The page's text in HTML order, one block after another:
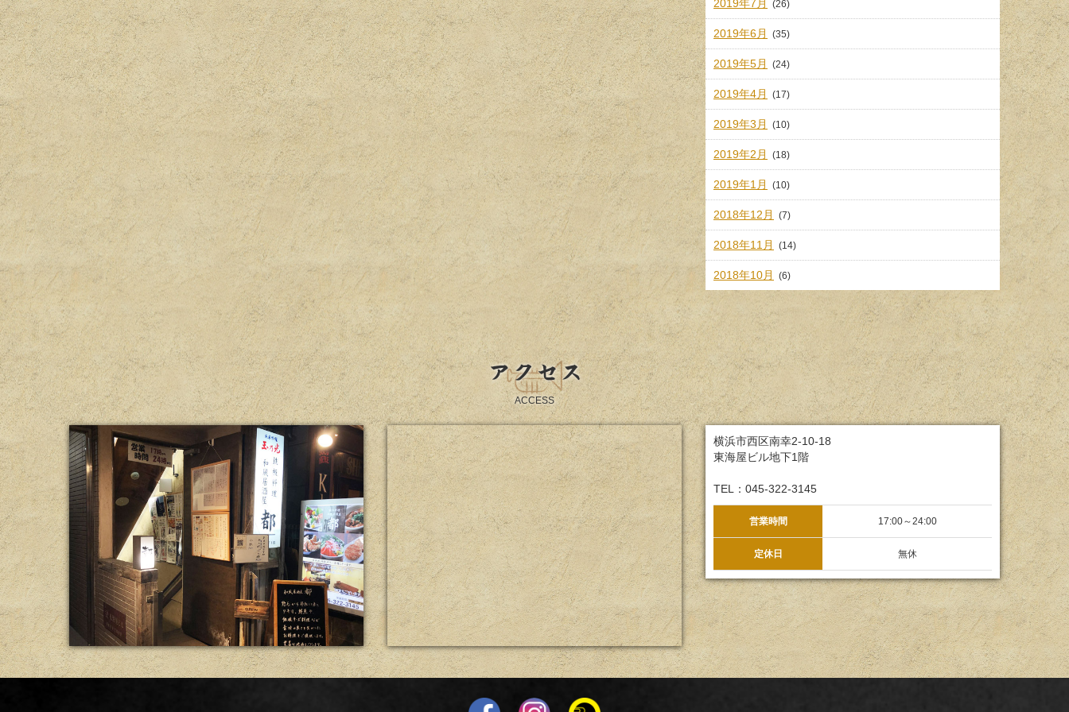
2019年7月 (26)
2019年6月 (35)
2019年5月 (24)
2019年4月 (17)
2019年3月 (10)
2019年2月 (18)
2019年1月 (10)
2018年12月 (7)
2018年11月 (14)
2018年10月 (6)
アクセス
ACCESS
横浜市西区南幸2-10-18
東海屋ビル地下1階
TEL：045-322-3145
営業時間 17:00～24:00
定休日 無休